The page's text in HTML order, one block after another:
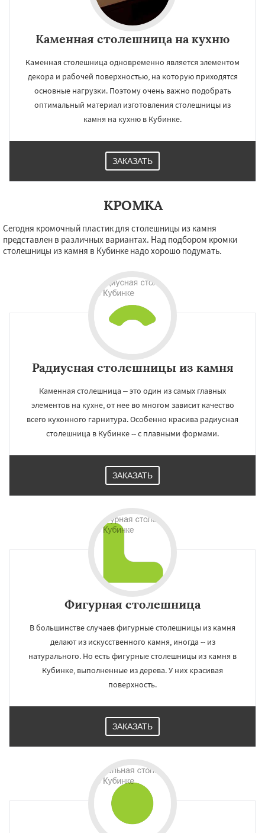
Каменная столешница на кухню
Каменная столешница одновременно является элементом
декора и рабочей поверхностью, на которую приходятся
основные нагрузки. Поэтому очень важно подобрать
оптимальный материал изготовления столешницы из
камня на кухню в Кубинке.
ЗАКАЗАТЬ
КРОМКА
Сегодня кромочный пластик для столешницы из камня
представлен в различных вариантах. Над подбором кромки
столешницы из камня в Кубинке надо хорошо подумать.
Радиусная столешницы из камня
Каменная столешница – это один из самых главных
элементов на кухне, от нее во многом зависит качество
всего кухонного гарнитура. Особенно красива радиусная
столешница в Кубинке -- с плавными формами.
ЗАКАЗАТЬ
Фигурная столешница
В большинстве случаев фигурные столешницы из камня
делают из искусственного камня, иногда -- из
натурального. Но есть фигурные столешницы из камня в
Кубинке, выполненные из дерева. У них красивая
поверхность.
ЗАКАЗАТЬ